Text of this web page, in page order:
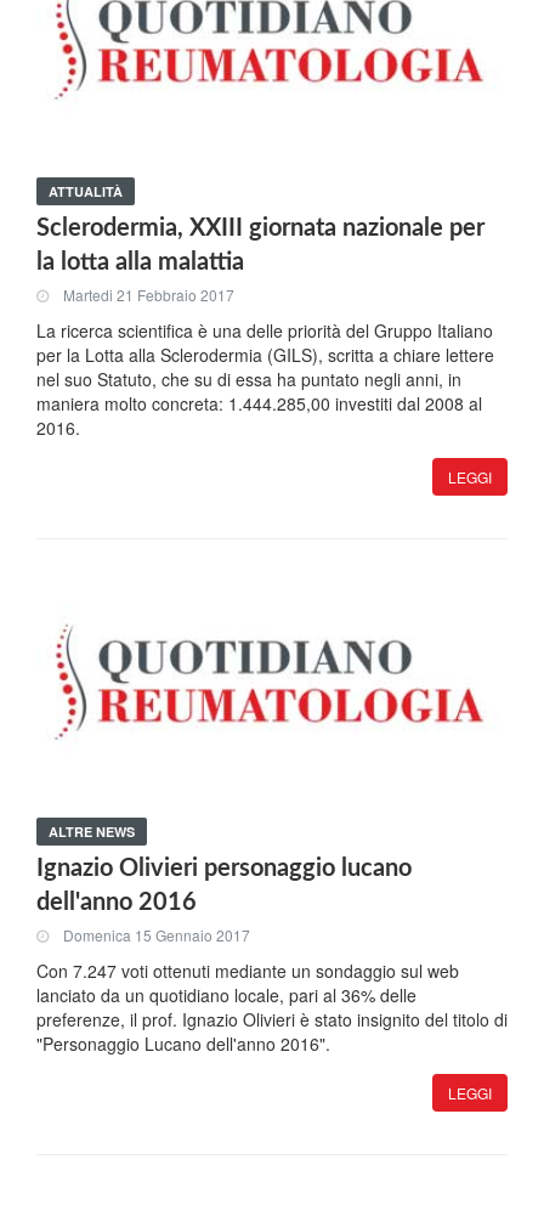
ATTUALITÀ
Sclerodermia, XXIII giornata nazionale per
la lotta alla malattia
Martedi 21 Febbraio 2017
La ricerca scientifica è una delle priorità del Gruppo Italiano
per la Lotta alla Sclerodermia (GILS), scritta a chiare lettere
nel suo Statuto, che su di essa ha puntato negli anni, in
maniera molto concreta: 1.444.285,00 investiti dal 2008 al
2016.
LEGGI
ALTRE NEWS
Ignazio Olivieri personaggio lucano
dell'anno 2016
Domenica 15 Gennaio 2017
Con 7.247 voti ottenuti mediante un sondaggio sul web
lanciato da un quotidiano locale, pari al 36% delle
preferenze, il prof. Ignazio Olivieri è stato insignito del titolo di
"Personaggio Lucano dell'anno 2016".
LEGGI